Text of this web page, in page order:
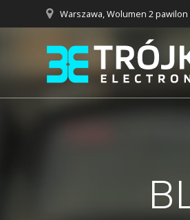
do
Warszawa, Wolumen 2 pawilon